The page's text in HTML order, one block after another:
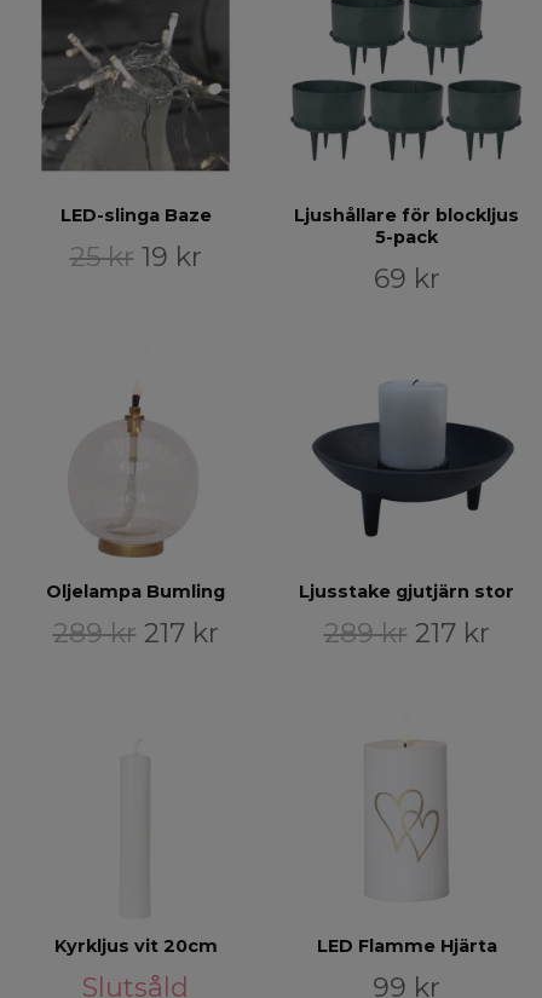
LED-slinga Baze
25 kr 19 kr
Ljushållare för blockljus
5-pack
69 kr
Oljelampa Bumling
289 kr 217 kr
Ljusstake gjutjärn stor
289 kr 217 kr
Kyrkljus vit 20cm
Slutsåld
LED Flamme Hjärta
99 kr